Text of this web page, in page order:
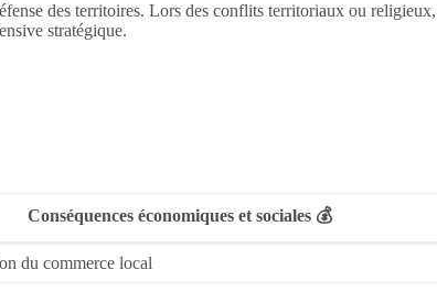
des territoires. Lors des conflits territoriaux ou
stratégique.
Conséquences économiques et sociales 💰
du commerce local